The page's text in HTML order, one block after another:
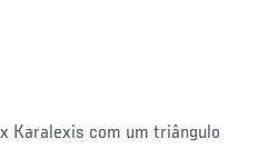
Karalexis com um triângulo